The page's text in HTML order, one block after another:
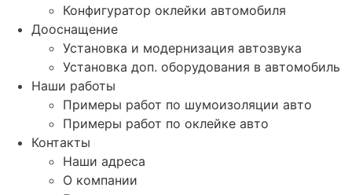
Конфигуратор оклейки автомобиля
Дооснащение
Установка и модернизация автозвука
Установка доп. оборудования в автомобиль
Наши работы
Примеры работ по шумоизоляции авто
Примеры работ по оклейке авто
Контакты
Наши адреса
О компании